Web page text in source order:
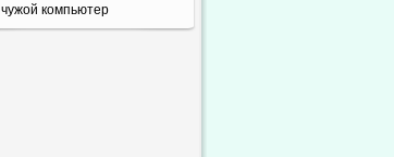
чужой компьютер